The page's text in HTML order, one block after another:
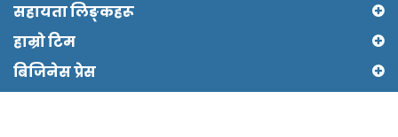
सहायता लिङ्कहरू
हाम्रो टिम
बिजिनेस प्रेस